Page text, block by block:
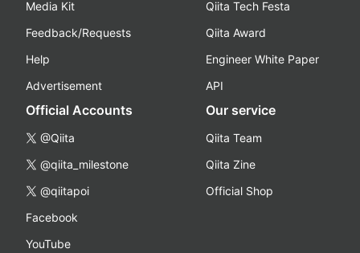
Media Kit
Feedback/Requests
Help
Advertisement
Qiita Tech Festa
Qiita Award
Engineer White Paper
API
Official Accounts
@Qiita
@qiita_milestone
@qiitapoi
Facebook
YouTube
Our service
Qiita Team
Qiita Zine
Official Shop